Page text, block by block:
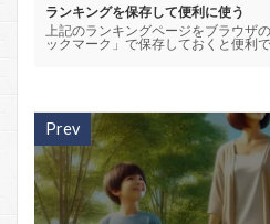
ランキングを保存して便利に使う
上記のランキングページをブラウザ
ックマーク」で保存しておくと便利で
Prev